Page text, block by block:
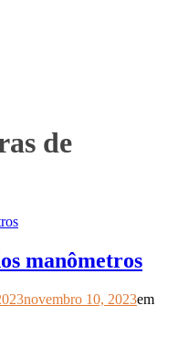
e automação
de
manômetros
novembro 10, 2023em